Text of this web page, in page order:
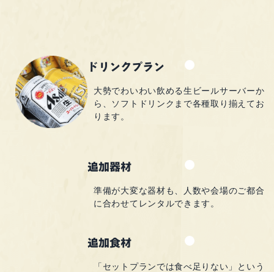
ドリンクプラン
大勢でわいわい飲める生ビールサーバーか
ら、 ソフトドリンクまで各種取り揃えてお
ります。
追加器材
準備が大変な器材も、
人数や会場のご都合
に合わせてレンタルできます。
追加食材
「セットプランでは食べ足りない」
という